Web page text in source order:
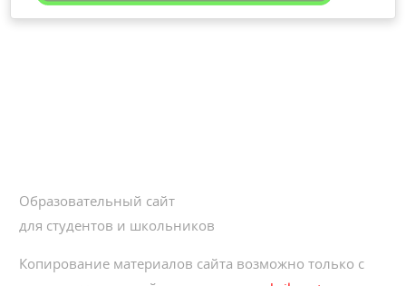
Образовательный сайт
для студентов и школьников
Копирование материалов сайта возможно только с